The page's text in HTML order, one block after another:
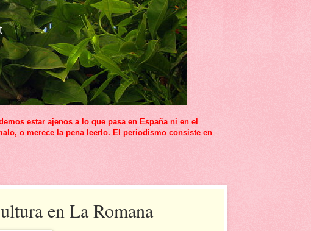
estar ajenos a lo que pasa en España ni en el
o merece la pena leerlo. El periodismo consiste en
en La Romana